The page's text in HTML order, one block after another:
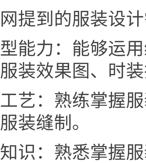
提到的服装设
能力：能够运
装效果图、时
艺：熟练掌握
装缝制。
识：熟悉掌握